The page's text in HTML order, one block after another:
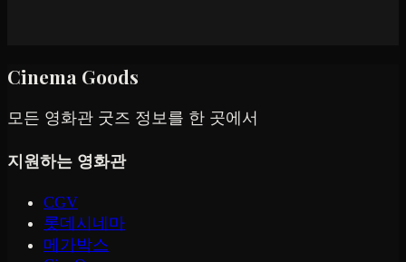
Cinema Goods
모든 영화관 굿즈 정보를 한 곳에서
지원하는 영화관
CGV
롯데시네마
메가박스